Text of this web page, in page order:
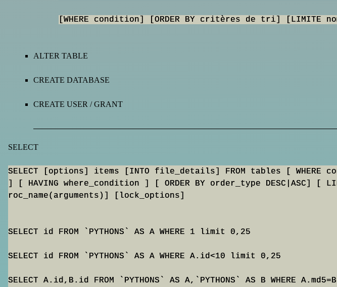
[WHERE condition] [ORDER BY critères de tri] [LIMITE
ALTER TABLE
CREATE DATABASE
CREATE USER / GRANT
SELECT
SELECT [options] items [INTO file_details] FROM tables [ WHERE
] [ HAVING where_condition ] [ ORDER BY order_type DESC|ASC] [
roc_name(arguments)] [lock_options]
SELECT id FROM `PYTHONS` AS A WHERE 1 limit 0,25
SELECT id FROM `PYTHONS` AS A WHERE A.id<10 limit 0,25
SELECT A.id,B.id FROM `PYTHONS` AS A,`PYTHONS` AS B WHERE